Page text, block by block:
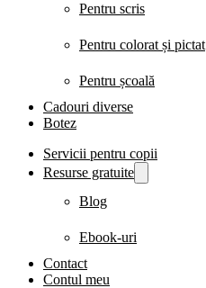
Pentru scris
Pentru colorat și pictat
Pentru școală
Cadouri diverse
Botez
Servicii pentru copii
Resurse gratuite
Blog
Ebook-uri
Contact
Contul meu